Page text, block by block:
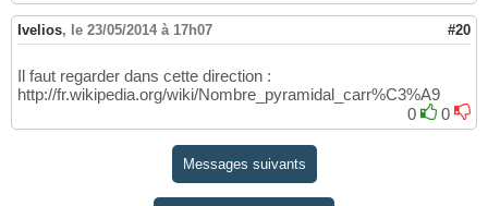
Ivelios, le 23/05/2014 à 17h07 #20
Il faut regarder dans cette direction :
http://fr.wikipedia.org/wiki/Nombre_pyramidal_carr%C3%A9
0
0
Messages suivants